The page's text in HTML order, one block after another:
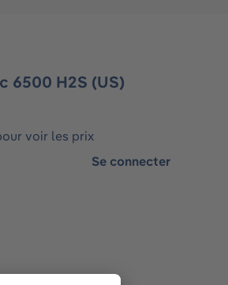
6500 H2S (US)
voir les prix
Se connecter